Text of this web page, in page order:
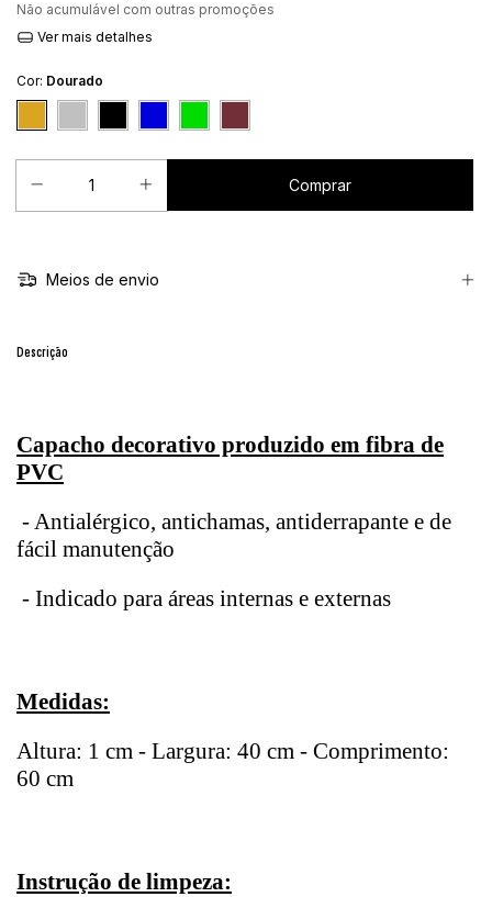
Não acumulável com outras promoções
Ver mais detalhes
Cor: Dourado
Meios de envio
Descrição
Capacho decorativo produzido em fibra de
PVC
- Antialérgico, antichamas, antiderrapante e de
fácil manutenção
- Indicado para áreas internas e externas
Medidas:
Altura: 1 cm - Largura: 40 cm - Comprimento:
60 cm
Instrução de limpeza: